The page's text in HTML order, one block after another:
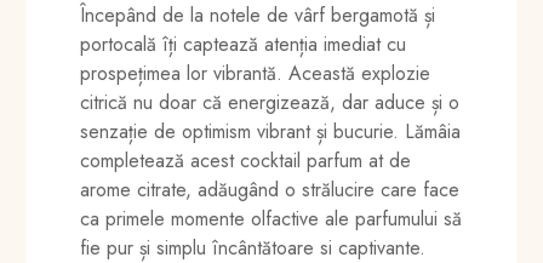
Începând de la notele de vârf bergamotă și
portocală îți captează atenția imediat cu
prospețimea lor vibrantă. Această explozie
citrică nu doar că energizează, dar aduce și o
senzație de optimism vibrant și bucurie. Lămâia
completează acest cocktail parfum at de
arome citrate, adăugând o strălucire care face
ca primele momente olfactive ale parfumului să
fie pur și simplu încântătoare si captivante.